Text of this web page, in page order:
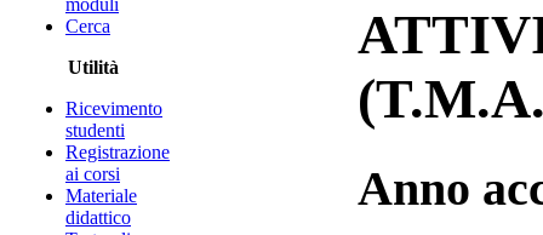
moduli
Cerca
Utilità
Ricevimento
studenti
Registrazione
ai corsi
Materiale
didattico
Anno